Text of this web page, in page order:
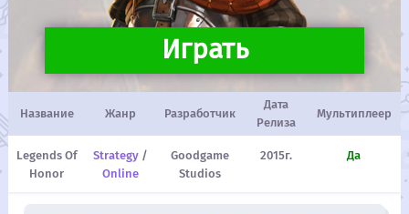
Играть
Название Жанр Разработчик
Дата
Релиза
Мультиплеер
Legends Of
Honor
Strategy/
Online
Goodgame
Studios
2015г. Да